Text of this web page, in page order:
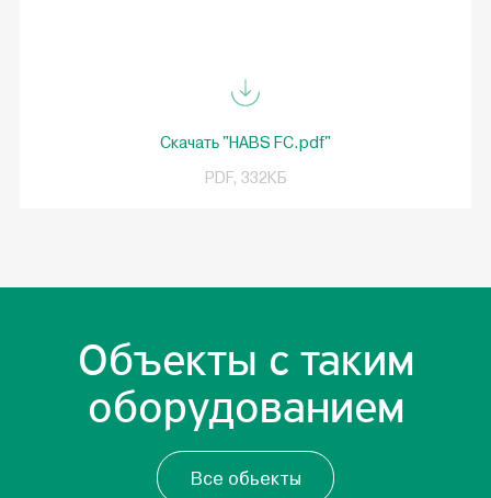
Скачать "HABS FC.pdf"
PDF, 332КБ
Объекты с таким
оборудованием
Все обьекты